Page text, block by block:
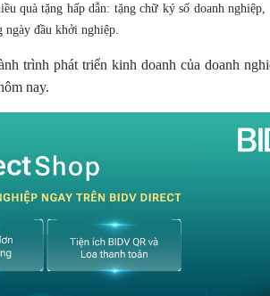
tặng hấp dẫn: tặng chữ ký số doanh nghiệp,
đầu khởi nghiệp.
trình phát triển kinh doanh của doanh
nay.